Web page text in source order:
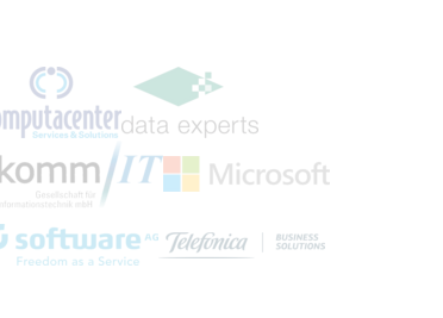
externen Link)(Öffnet externen Link)
externen Link)